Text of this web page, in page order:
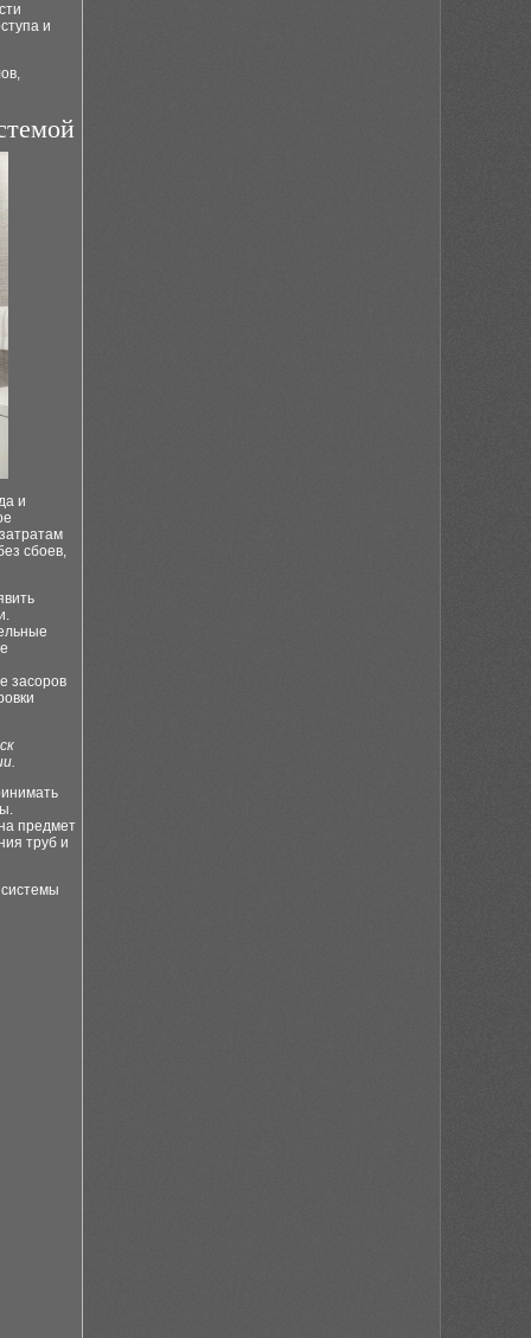
и
и
сбоев,
засоров
предмет
труб и